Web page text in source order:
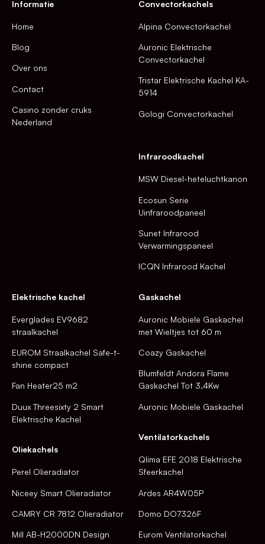
Informatie
Home
Blog
Over ons
Contact
Casino zonder cruks
Nederland
Convectorkachels
Alpina Convectorkachel
Auronic Elektrische
Convectorkachel
Tristar Elektrische Kachel KA-
5914
Gologi Convectorkachel
Infraroodkachel
MSW Diesel-heteluchtkanon
Ecosun Serie
Uinfraroodpaneel
Sunet Infrarood
Verwarmingspaneel
ICQN Infrarood Kachel
Elektrische kachel
Everglades EV9682
straalkachel
EUROM Straalkachel Safe-t-
shine compact
Fan Heater25 m2
Duux Threesixty 2 Smart
Elektrische Kachel
Oliekachels
Perel Olieradiator
Niceey Smart Olieradiator
CAMRY CR 7812 Olieradiator
Mill AB-H2000DN Design
Gaskachel
Auronic Mobiele Gaskachel
met Wieltjes tot 60 m
Coazy Gaskachel
Blumfeldt Andora Flame
Gaskachel Tot 3,4Kw
Auronic Mobiele Gaskachel
Ventilatorkachels
Qlima EFE 2018 Elektrische
Sfeerkachel
Ardes AR4W05P
Domo DO7326F
Eurom Ventilatorkachel